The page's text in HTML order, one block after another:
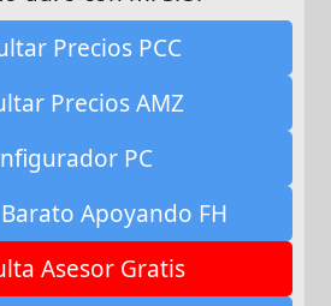
Precios PCC
Precios AMZ
PC
Apoyando FH
Asesor Gratis